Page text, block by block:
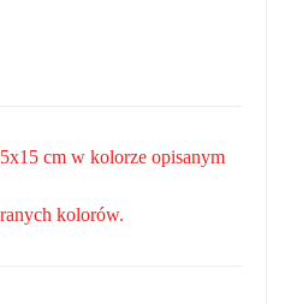
cm w kolorze opisanym
kolorów.